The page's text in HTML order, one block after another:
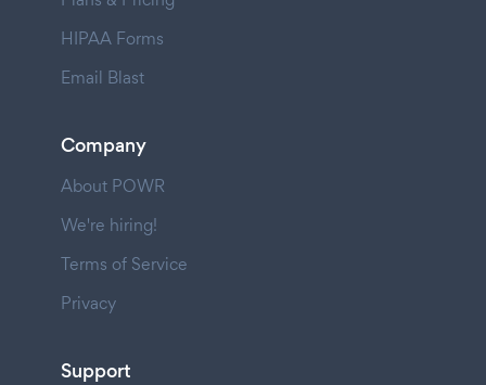
HIPAA Forms
Email Blast
Company
About POWR
We're hiring!
Terms of Service
Privacy
Support